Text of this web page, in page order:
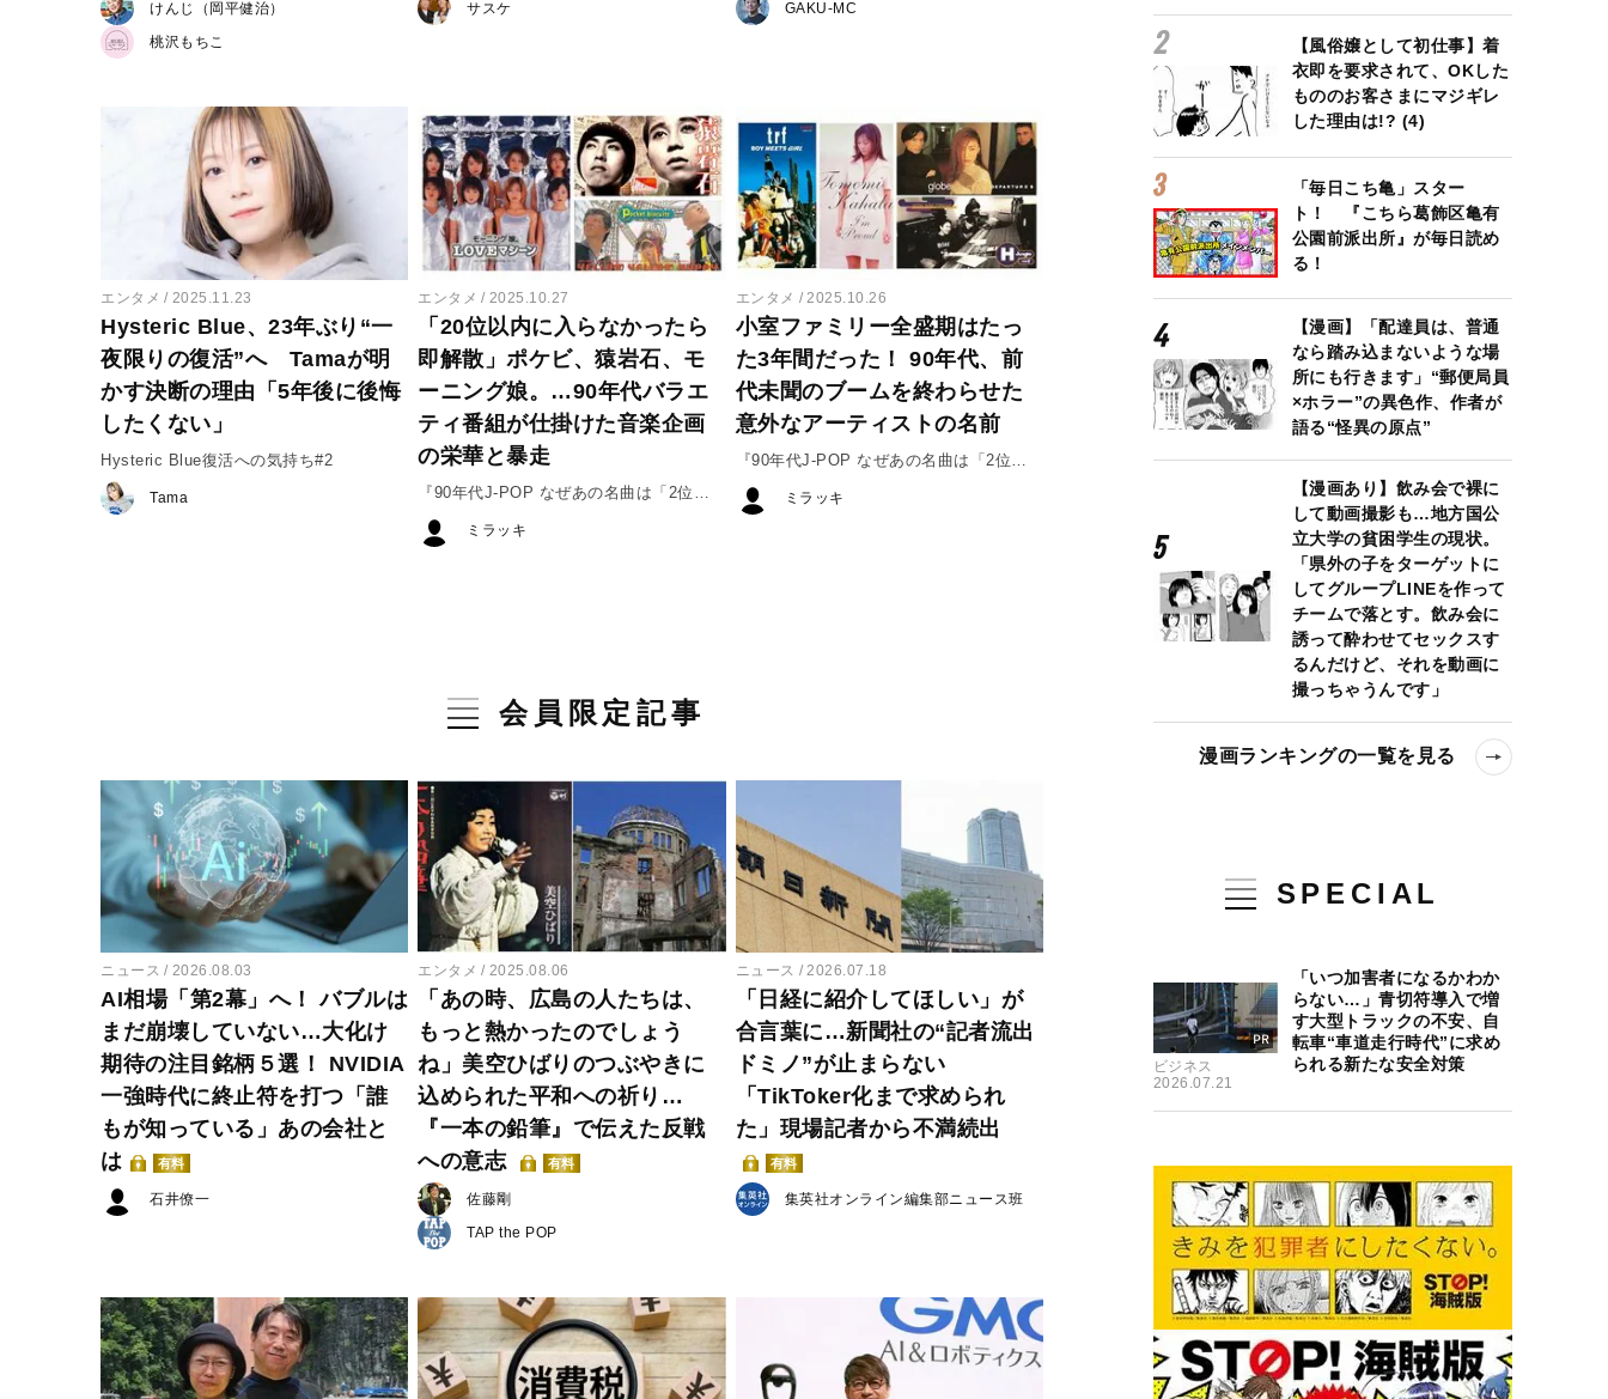
けんじ（岡平健治）
桃沢もちこ
サスケ GAKU-MC
エンタメ 2025.11.23
Hysteric Blue、23年ぶり“一
夜限りの復活”へ Tamaが明
かす決断の理由「5年後に後悔
したくない」
Hysteric Blue復活への気持ち#2
Tama
エンタメ 2025.10.27
「20位以内に入らなかったら
即解散」ポケビ、猿岩石、モ
ーニング娘。…90年代バラエ
ティ番組が仕掛けた音楽企画
の栄華と暴走
『90年代J-POP なぜあの名曲は「2位」
だったのか』#3
ミラッキ
エンタメ 2025.10.26
小室ファミリー全盛期はたっ
た3年間だった！ 90年代、前
代未聞のブームを終わらせた
意外なアーティストの名前
『90年代J-POP なぜあの名曲は「2位」
だったのか』#2
ミラッキ
会員限定記事
ニュース 2026.08.03
AI相場「第2幕」へ！ バブルは
まだ崩壊していない…大化け
期待の注目銘柄５選！ NVIDIA
一強時代に終止符を打つ「誰
もが知っている」あの会社と
は
有料
石井僚一
エンタメ 2025.08.06
「あの時、広島の人たちは、
もっと熱かったのでしょう
ね」美空ひばりのつぶやきに
込められた平和への祈り…
『一本の鉛筆』で伝えた反戦
への意志
有料
佐藤剛
TAP the POP
ニュース 2026.07.18
「日経に紹介してほしい」が
合言葉に…新聞社の“記者流出
ドミノ”が止まらない
「TikToker化まで求められ
た」現場記者から不満続出
有料
集英社オンライン編集部ニュース班
【風俗嬢として初仕事】着
衣即を要求されて、OKした
もののお客さまにマジギレ
した理由は!? (4)
「毎日こち亀」スター
ト！ 『こちら葛飾区亀有
公園前派出所』が毎日読め
る！
【漫画】「配達員は、普通
なら踏み込まないような場
所にも行きます」“郵便局員
×ホラー”の異色作、作者が
語る“怪異の原点”
【漫画あり】飲み会で裸に
して動画撮影も…地方国公
立大学の貧困学生の現状。
「県外の子をターゲットに
してグループLINEを作って
チームで落とす。飲み会に
誘って酔わせてセックスす
るんだけど、それを動画に
撮っちゃうんです」
漫画ランキングの一覧を見る
SPECIAL
ビジネス
2026.07.21
「いつ加害者になるかわか
らない…」青切符導入で増
す大型トラックの不安、自
転車“車道走行時代”に求め
られる新たな安全対策